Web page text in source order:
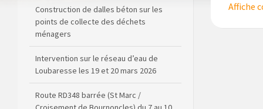
Affiche
Construction de dalles béton sur les
points de collecte des déchets
ménagers
Intervention sur le réseau d’eau de
Loubaresse les 19 et 20 mars 2026
Route RD348 barrée (St Marc /